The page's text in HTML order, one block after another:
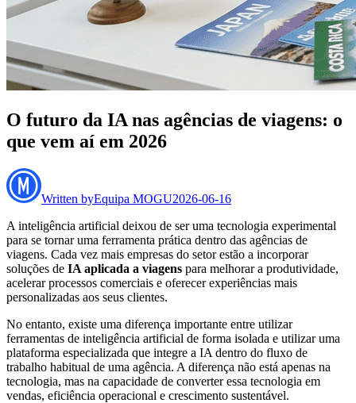
O futuro da IA nas agências de viagens: o
que vem aí em 2026
Written byEquipa MOGU2026-06-16
A inteligência artificial deixou de ser uma tecnologia experimental
para se tornar uma ferramenta prática dentro das agências de
viagens. Cada vez mais empresas do setor estão a incorporar
soluções de IA aplicada a viagens para melhorar a produtividade,
acelerar processos comerciais e oferecer experiências mais
personalizadas aos seus clientes.
No entanto, existe uma diferença importante entre utilizar
ferramentas de inteligência artificial de forma isolada e utilizar uma
plataforma especializada que integre a IA dentro do fluxo de
trabalho habitual de uma agência. A diferença não está apenas na
tecnologia, mas na capacidade de converter essa tecnologia em
vendas, eficiência operacional e crescimento sustentável.